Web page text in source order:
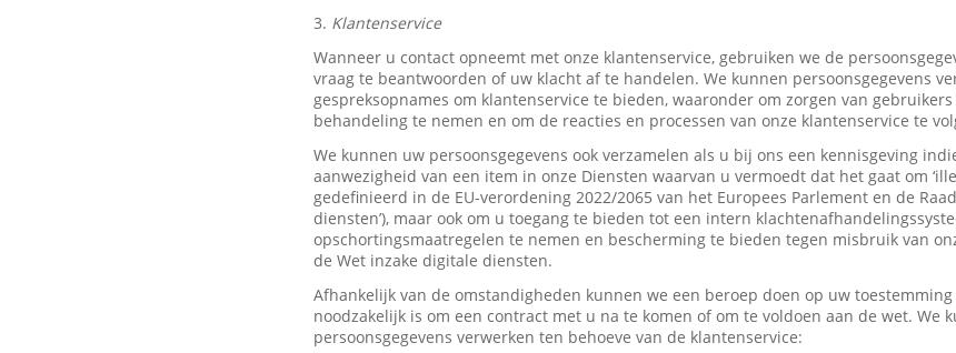
3. Klantenservice
Wanneer u contact opneemt met onze klantenservice, gebruiken we de
vraag te beantwoorden of uw klacht af te handelen. We kunnen persoonsgegevens
gespreksopnames om klantenservice te bieden, waaronder om zorgen van
behandeling te nemen en om de reacties en processen van onze klantenservice te
We kunnen uw persoonsgegevens ook verzamelen als u bij ons een kennisgeving
aanwezigheid van een item in onze Diensten waarvan u vermoedt dat het gaat om
gedefinieerd in de EU-verordening 2022/2065 van het Europees Parlement en de Raad
diensten’), maar ook om u toegang te bieden tot een intern
opschortingsmaatregelen te nemen en bescherming te bieden tegen misbruik van
de Wet inzake digitale diensten.
Afhankelijk van de omstandigheden kunnen we een beroep doen op uw
noodzakelijk is om een contract met u na te komen of om te voldoen aan de wet. We
persoonsgegevens verwerken ten behoeve van de klantenservice: